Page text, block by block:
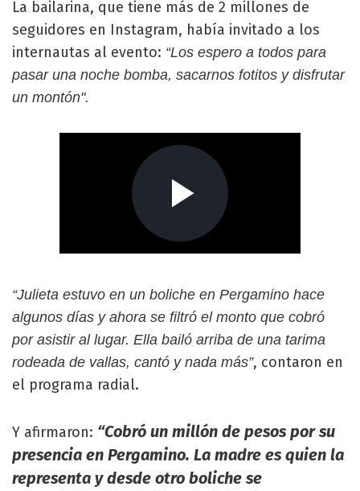
La bailarina, que tiene más de 2 millones de
seguidores en Instagram, había invitado a los
internautas al evento: “Los espero a todos para
pasar una noche bomba, sacarnos fotitos y disfrutar
un montón".
“Julieta estuvo en un boliche en Pergamino hace
algunos días y ahora se filtró el monto que cobró
por asistir al lugar. Ella bailó arriba de una tarima
rodeada de vallas, cantó y nada más”, contaron en
el programa radial.
Y afirmaron: “Cobró un millón de pesos por su
presencia en Pergamino. La madre es quien la
representa y desde otro boliche se